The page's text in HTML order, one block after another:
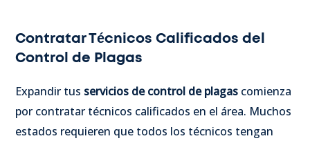
Contratar Técnicos Calificados del
Control de Plagas
Expandir tus servicios de control de plagas comienza
por contratar técnicos calificados en el área. Muchos
estados requieren que todos los técnicos tengan